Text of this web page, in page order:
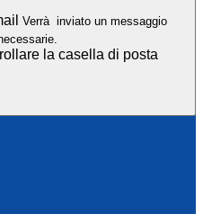
Verrà inviato un messaggio
la casella di posta